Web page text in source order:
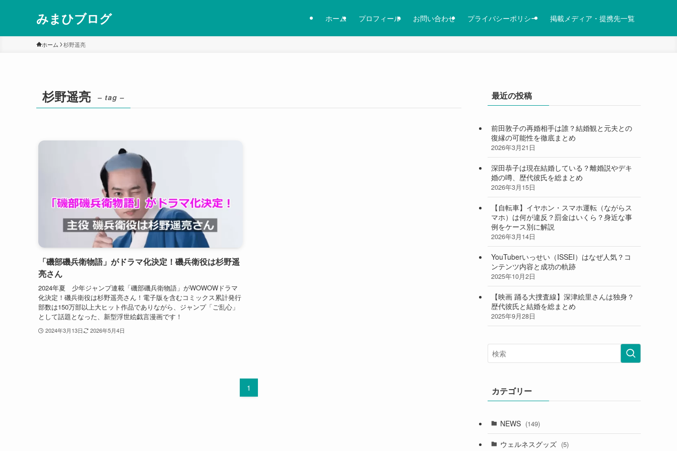
みまひブログ ホーム プロフィール お問い合わせ プライバシーポリシー 掲載メディア・提携先一覧
ホーム 杉野遥亮
杉野遥亮 – tag –
「磯部磯兵衛物語」がドラマ化決定！磯兵衛役は杉野遥
亮さん
2024年夏 少年ジャンプ連載「磯部磯兵衛物語」がWOWOWドラマ
化決定！磯兵衛役は杉野遥亮さん！電子版を含むコミックス累計発行
部数は150万部以上大ヒット作品でありながら、ジャンプ「ご乱心」
として話題となった、新型浮世絵戯言漫画です！
2024年3月13日 2026年5月4日
1
最近の投稿
前田敦子の再婚相手は誰？結婚観と元夫との
復縁の可能性を徹底まとめ
2026年3月21日
深田恭子は現在結婚している？離婚説やデキ
婚の噂、歴代彼氏を総まとめ
2026年3月15日
【自転車】イヤホン・スマホ運転（ながらス
マホ）は何が違反？罰金はいくら？身近な事
例をケース別に解説
2026年3月14日
YouTuberいっせい（ISSEI）はなぜ人気？コ
ンテンツ内容と成功の軌跡
2025年10月2日
【映画 踊る大捜査線】深津絵里さんは独身？
歴代彼氏と結婚を総まとめ
2025年9月28日
カテゴリー
NEWS (149)
ウェルネスグッズ (5)